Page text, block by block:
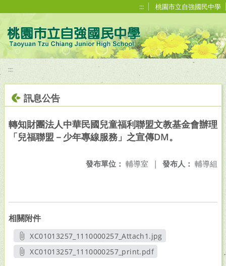
::: 桃園市立自強國民中學
:::
訊息公告
轉知財團法人中華民國兒童福利聯盟文教基金會辦理
「兒福聯盟－少年專線服務」之宣傳DM。
發布人： 輔導組
發布單位： 輔導室 |
相關附件
XC01013257_1110000257_Attach1.jpg
另開新視窗
XC01013257_1110000257_print.pdf